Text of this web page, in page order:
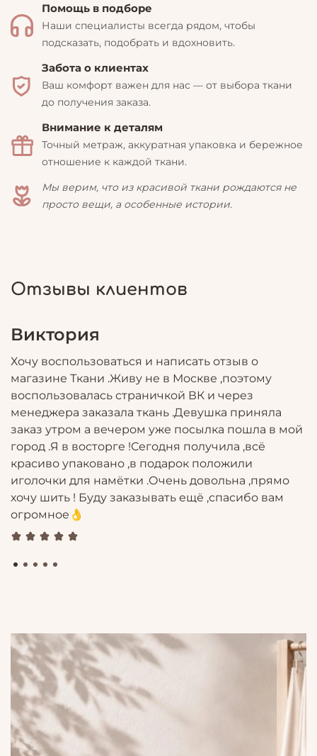
Помощь в подборе
Наши специалисты всегда рядом, чтобы
подсказать, подобрать и вдохновить.
Забота о клиентах
Ваш комфорт важен для нас — от выбора ткани
до получения заказа.
Внимание к деталям
Точный метраж, аккуратная упаковка и бережное
отношение к каждой ткани.
Мы верим, что из красивой ткани рождаются не
просто вещи, а особенные истории.
Отзывы клиентов
Виктория
Хочу воспользоваться и написать отзыв о
магазине Ткани .Живу не в Москве ,поэтому
воспользовалась страничкой ВК и через
менеджера заказала ткань .Девушка приняла
заказ утром а вечером уже посылка пошла в мой
город .Я в восторге !Сегодня получила ,всё
красиво упаковано ,в подарок положили
иголочки для намётки .Очень довольна ,прямо
хочу шить ! Буду заказывать ещё ,спасибо вам
огромное👌